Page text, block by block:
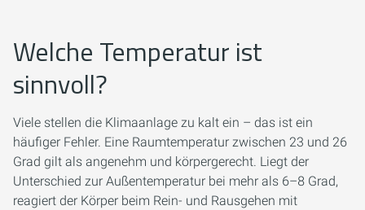
Welche Temperatur ist
sinnvoll?
Viele stellen die Klimaanlage zu kalt ein – das ist ein
häufiger Fehler. Eine Raumtemperatur zwischen 23 und 26
Grad gilt als angenehm und körpergerecht. Liegt der
Unterschied zur Außentemperatur bei mehr als 6–8 Grad,
reagiert der Körper beim Rein- und Rausgehen mit